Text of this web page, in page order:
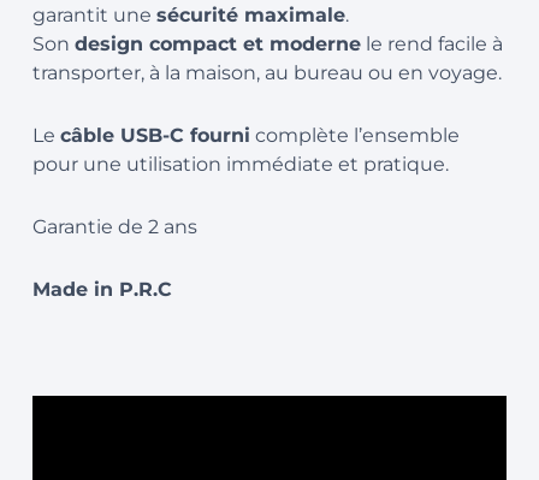
garantit une sécurité maximale.
Son design compact et modernele rend facile à
transporter, à la maison, au bureau ou en voyage.
Le câble USB-C fourni complète l’ensemble
pour une utilisation immédiate et pratique.
Garantie de 2 ans
Made in P.R.C